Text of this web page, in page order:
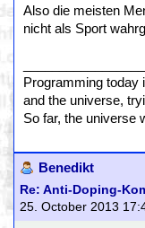
Also die meisten
nicht als Sport
Programming today
and the universe,
So far, the universe
Benedikt
Re: Anti-Doping-
25. October 2013